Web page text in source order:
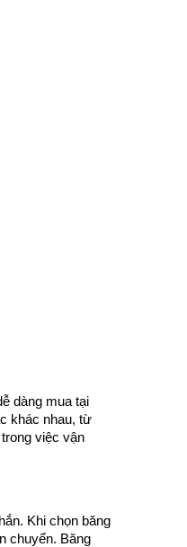
dàng mua tại
khác nhau, từ
việc vận
Khi chọn băng
chuyển. Băng